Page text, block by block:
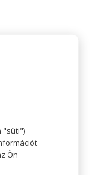
Zrt.
kezeli.
"süti")
Ön